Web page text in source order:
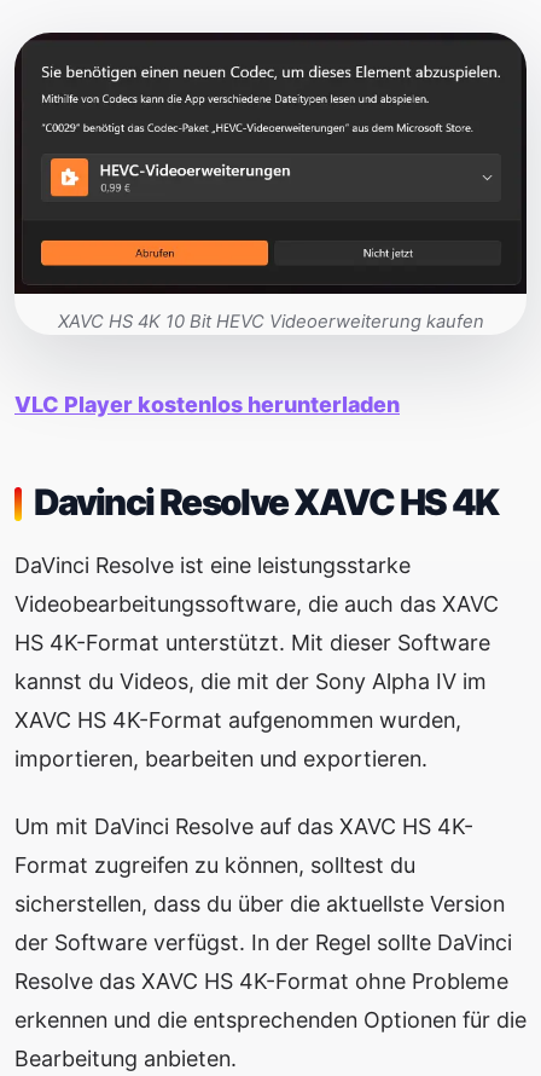
XAVC HS 4K 10 Bit HEVC Videoerweiterung kaufen
VLC Player kostenlos herunterladen
Davinci Resolve XAVC HS 4K
DaVinci Resolve ist eine leistungsstarke
Videobearbeitungssoftware, die auch das XAVC
HS 4K-Format unterstützt. Mit dieser Software
kannst du Videos, die mit der Sony Alpha IV im
XAVC HS 4K-Format aufgenommen wurden,
importieren, bearbeiten und exportieren.
Um mit DaVinci Resolve auf das XAVC HS 4K-
Format zugreifen zu können, solltest du
sicherstellen, dass du über die aktuellste Version
der Software verfügst. In der Regel sollte DaVinci
Resolve das XAVC HS 4K-Format ohne Probleme
erkennen und die entsprechenden Optionen für die
Bearbeitung anbieten.